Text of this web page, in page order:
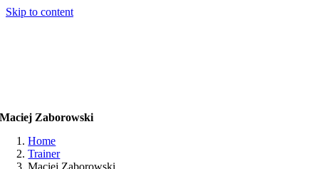
Skip to content
Maciej Zaborowski
Home
Trainer
Maciej Zaborowski